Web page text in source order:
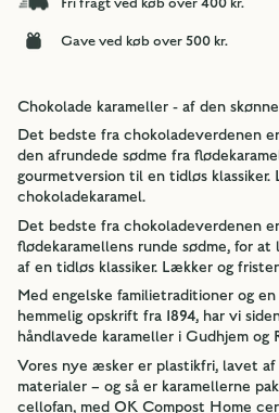
Gave ved køb over 500 kr.
Chokolade karameller - af den
Det bedste fra chokoladeverdenen
den afrundede sødme fra
gourmetversion til en tidløs
chokoladekaramel.
Det bedste fra chokoladeverdenen
flødekaramellens runde sødme, for
af en tidløs klassiker. Lækker og
Med engelske familietraditioner og
hemmelig opskrift fra 1894, har vi
håndlavede karameller i Gudhjem og
Vores nye æsker er plastikfri, lavet
materialer – og så er karamellerne
cellofan, med OK Compost Home